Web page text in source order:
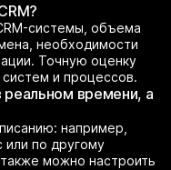
системы, объема
необходимости
Точную оценку
и процессов.
времени, а
например,
или по другому
можно настроить